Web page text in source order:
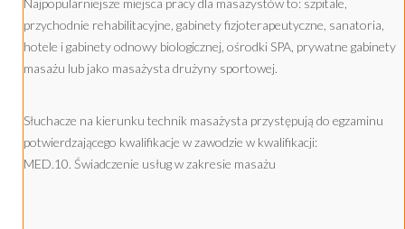
Najpopularniejsze miejsca pracy dla masażystów to: szpitale,
przychodnie rehabilitacyjne, gabinety fizjoterapeutyczne, sanatoria,
hotele i gabinety odnowy biologicznej, ośrodki SPA, prywatne gabinety
masażu lub jako masażysta drużyny sportowej.
Słuchacze na kierunku technik masażysta przystępują do egzaminu
potwierdzającego kwalifikacje w zawodzie w kwalifikacji:
MED.10. Świadczenie usług w zakresie masażu